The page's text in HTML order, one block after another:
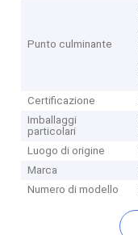
Punto culminante
Certificazione
Imballaggi
particolari
Luogo di origine
Marca
Numero di modello